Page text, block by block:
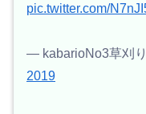
pic.twitter.com/
— kabarioNo3草刈
2019